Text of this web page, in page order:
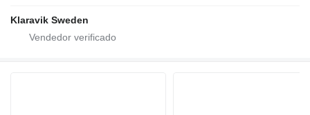
Klaravik Sweden